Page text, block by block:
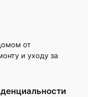
от
и уходу за